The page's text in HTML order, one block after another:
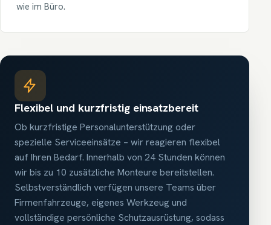
wie im Büro.
Flexibel und kurzfristig einsatzbereit
Ob kurzfristige Personalunterstützung oder
spezielle Serviceeinsätze – wir reagieren flexibel
auf Ihren Bedarf. Innerhalb von 24 Stunden können
wir bis zu 10 zusätzliche Monteure bereitstellen.
Selbstverständlich verfügen unsere Teams über
Firmenfahrzeuge, eigenes Werkzeug und
vollständige persönliche Schutzausrüstung, sodass